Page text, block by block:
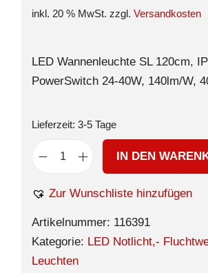
inkl. 20 % MwSt. zzgl. Versandkosten
LED Wannenleuchte SL 120cm,
PowerSwitch 24-40W, 140lm/W,
Lieferzeit: 3-5 Tage
IN DEN
Zur Wunschliste hinzufügen
Artikelnummer: 116391
Kategorie: LED Notlicht,-
Leuchten